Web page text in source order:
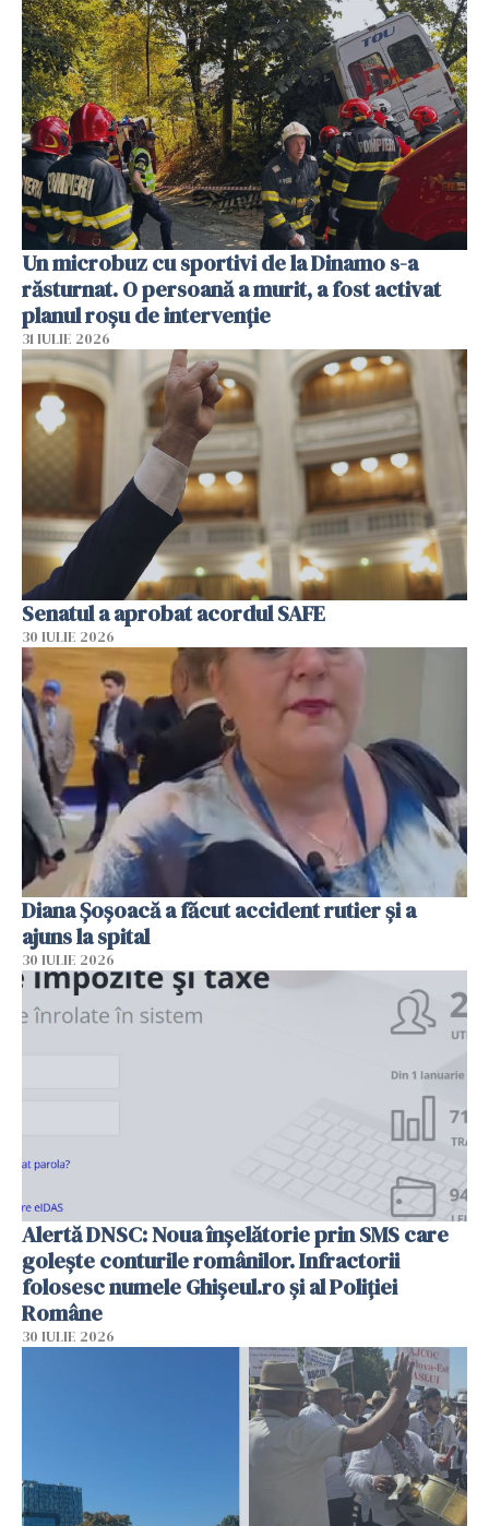
Un microbuz cu sportivi de la Dinamo s-a
răsturnat. O persoană a murit, a fost activat
planul roșu de intervenție
31 IULIE 2026
Senatul a aprobat acordul SAFE
30 IULIE 2026
Diana Șoșoacă a făcut accident rutier și a
ajuns la spital
30 IULIE 2026
Alertă DNSC: Noua înșelătorie prin SMS care
golește conturile românilor. Infractorii
folosesc numele Ghișeul.ro și al Poliției
Române
30 IULIE 2026